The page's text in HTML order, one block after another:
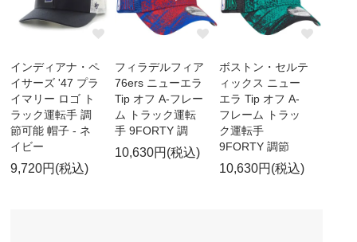
インディアナ・ペ
イサーズ '47 プラ
イマリー ロゴ ト
ラック運転手 調
節可能 帽子 - ネ
イビー
9,720円(税込)
フィラデルフィア
76ers ニューエラ
Tip オフ A-フレー
ム トラック運転
手 9FORTY 調
10,630円(税込)
ボストン・セルテ
ィックス ニュー
エラ Tip オフ A-
フレーム トラッ
ク運転手
9FORTY 調節
10,630円(税込)